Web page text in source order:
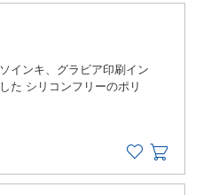
インキ、グラビア印刷イン
た シリコンフリーのポリ